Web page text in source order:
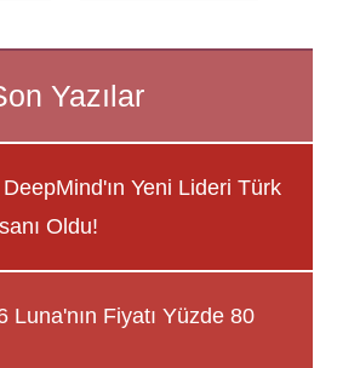
Yeni Lideri Türk
Oldu!
Luna'nın Fiyatı Yüzde 80